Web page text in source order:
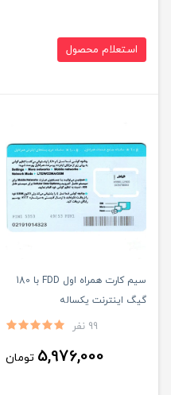
استعلام محصول
سیم کارت همراه اول FDD با 180
گیگ اینترنت یکساله
99 نفر
5,976,000 تومان